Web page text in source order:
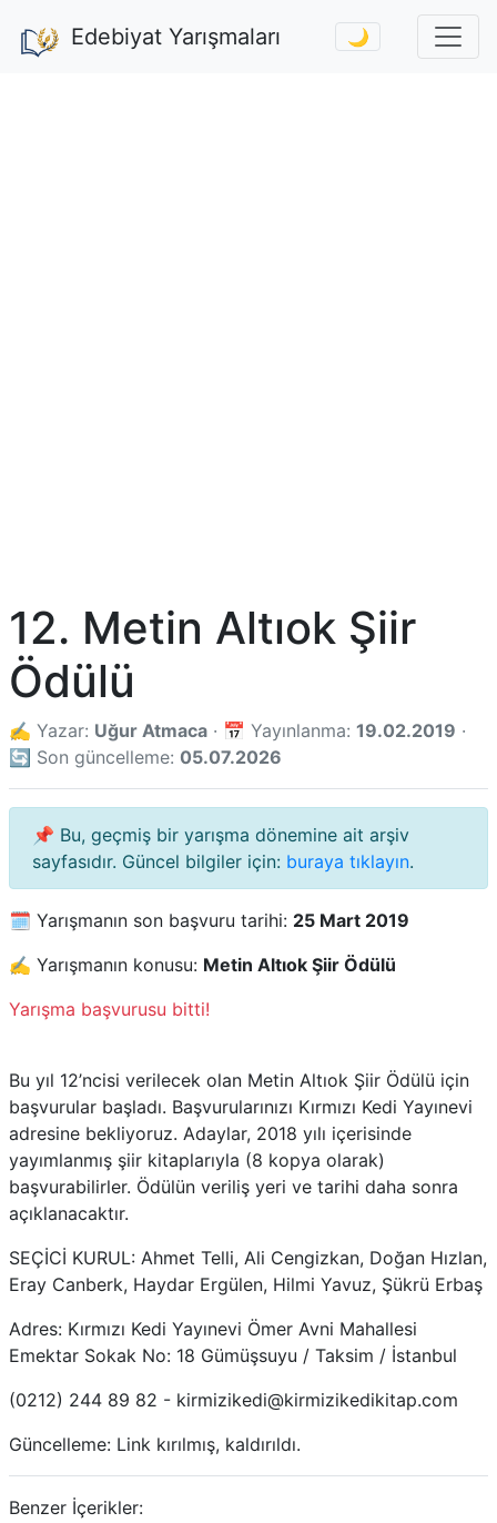
Edebiyat Yarışmaları 🌙
12. Metin Altıok Şiir
Ödülü
✍️ Yazar: Uğur Atmaca · 📅 Yayınlanma: 19.02.2019 ·
🔄 Son güncelleme: 05.07.2026
📌 Bu, geçmiş bir yarışma dönemine ait arşiv
sayfasıdır. Güncel bilgiler için: buraya tıklayın.
🗓️ Yarışmanın son başvuru tarihi: 25 Mart 2019
✍️ Yarışmanın konusu: Metin Altıok Şiir Ödülü
Yarışma başvurusu bitti!
Bu yıl 12’ncisi verilecek olan Metin Altıok Şiir Ödülü için
başvurular başladı. Başvurularınızı Kırmızı Kedi Yayınevi
adresine bekliyoruz. Adaylar, 2018 yılı içerisinde
yayımlanmış şiir kitaplarıyla (8 kopya olarak)
başvurabilirler. Ödülün veriliş yeri ve tarihi daha sonra
açıklanacaktır.
SEÇİCİ KURUL: Ahmet Telli, Ali Cengizkan, Doğan Hızlan,
Eray Canberk, Haydar Ergülen, Hilmi Yavuz, Şükrü Erbaş
Adres: Kırmızı Kedi Yayınevi Ömer Avni Mahallesi
Emektar Sokak No: 18 Gümüşsuyu / Taksim / İstanbul
(0212) 244 89 82 - kirmizikedi@kirmizikedikitap.com
Güncelleme: Link kırılmış, kaldırıldı.
Benzer İçerikler: